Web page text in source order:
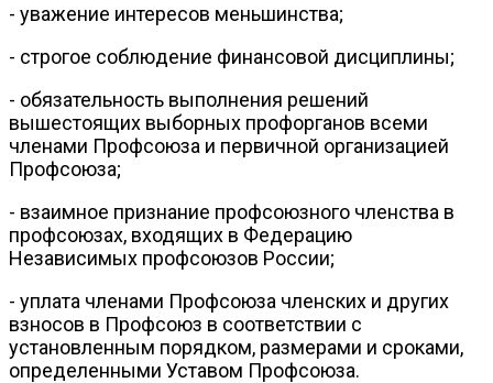
- уважение интересов меньшинства;
- строгое соблюдение финансовой дисциплины;
- обязательность выполнения решений
вышестоящих выборных профорганов всеми
членами Профсоюза и первичной организацией
Профсоюза;
- взаимное признание профсоюзного членства в
профсоюзах, входя­щих в Федерацию
Независимых профсоюзов России;
- уплата членами Профсоюза членских и других
взносов в Профсоюз в соответствии с
установленным порядком, размерами и сроками,
опре­деленными Уставом Профсоюза.